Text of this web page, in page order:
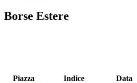
Borse Estere
Piazza Indice Data